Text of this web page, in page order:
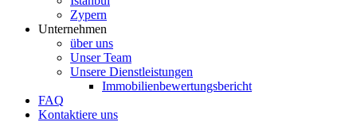
Zypern
Unternehmen
über uns
Unser Team
Unsere Dienstleistungen
Immobilienbewertungsbericht
FAQ
Kontaktiere uns